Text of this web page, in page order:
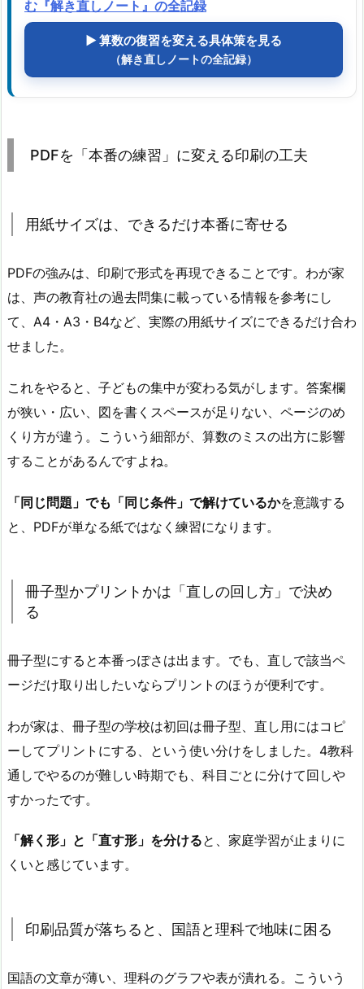
む『解き直しノート』の全記録
▶ 算数の復習を変える具体策を見る
（解き直しノートの全記録）
PDFを「本番の練習」に変える印刷の工夫
用紙サイズは、できるだけ本番に寄せる
PDFの強みは、印刷で形式を再現できることです。わが家
は、声の教育社の過去問集に載っている情報を参考にし
て、A4・A3・B4など、実際の用紙サイズにできるだけ合わ
せました。
これをやると、子どもの集中が変わる気がします。答案欄
が狭い・広い、図を書くスペースが足りない、ページのめ
くり方が違う。こういう細部が、算数のミスの出方に影響
することがあるんですよね。
「同じ問題」でも「同じ条件」で解けているかを意識する
と、PDFが単なる紙ではなく練習になります。
冊子型かプリントかは「直しの回し方」で決め
る
冊子型にすると本番っぽさは出ます。でも、直しで該当ペ
ージだけ取り出したいならプリントのほうが便利です。
わが家は、冊子型の学校は初回は冊子型、直し用にはコピ
ーしてプリントにする、という使い分けをしました。4教科
通しでやるのが難しい時期でも、科目ごとに分けて回しや
すかったです。
「解く形」と「直す形」を分けると、家庭学習が止まりに
くいと感じています。
印刷品質が落ちると、国語と理科で地味に困る
国語の文章が薄い、理科のグラフや表が潰れる。こういう